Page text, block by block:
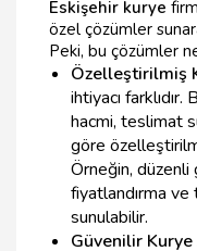
Eskişehir kurye
özel çözümler
Peki, bu çözümler
Özelleştirilmiş
ihtiyacı
hacmi, teslimat
göre
Örneğin,
fiyatlandırma
sunulabilir.
Güvenilir Kurye